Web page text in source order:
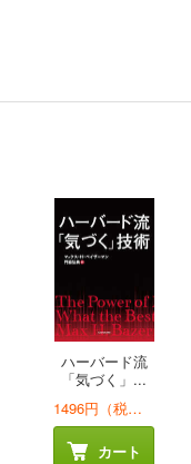
ハーバード流
「気づく」...
1496円（税込）
カート